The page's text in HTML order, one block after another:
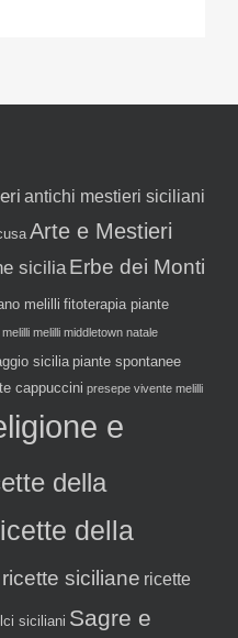
antichi mestieri siciliani
Arte e Mestieri
siciliaErbe dei Monti
melilli fitoterapia piante
melilli middletown natale
sicilia piante spontanee
cappuccini presepe vivente melilli
e
della
della
ricette siciliane ricette
siciliani Sagre e